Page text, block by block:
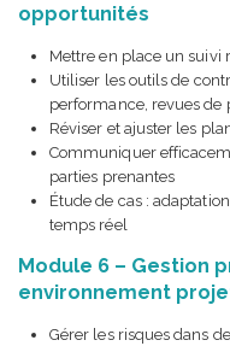
opportunités
Mettre en place un
Utiliser les outils de
performance, revues de
Réviser et ajuster les
Communiquer
parties prenantes
Étude de cas :
temps réel
Module 6 – Gestion
environnement
Gérer les risques dans